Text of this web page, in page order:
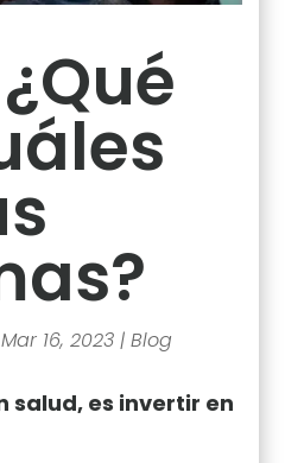
Mar 16, 2023| Blog
salud, es invertir en